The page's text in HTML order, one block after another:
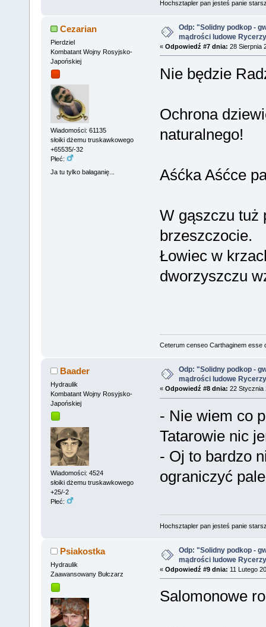
Hochsztapler pan jesteś panie
Cezarian
Pierdziel
Kombatant Wojny Rosyjsko-
Japońskiej
Wiadomości: 61135
słoiki dżemu truskawkowego
+65535/-32
Płeć:
Ja tu tylko bałaganię...
Odp: "Solidny podkop -
mądrości ludowe Rycerzy
« Odpowiedź #7 dnia: 28 Sierpnia
Nie będzie
Ochrona
naturalnego!
Aśćka Aśćce
W gąszczu tuż
brzeszczocie.
Łowiec w
dworzyszczu
Ceterum censeo Carthaginem esse
Baader
Hydraulik
Kombatant Wojny Rosyjsko-
Japońskiej
Wiadomości: 4524
słoiki dżemu truskawkowego
+25/-2
Płeć:
Odp: "Solidny podkop -
mądrości ludowe Rycerzy
« Odpowiedź #8 dnia: 22 Stycznia
- Nie wiem co
Tatarowie nic
- Oj to bardzo
ograniczyć
Hochsztapler pan jesteś panie
Psiakostka
Hydraulik
Zaawansowany Bułczarz
Odp: "Solidny podkop -
mądrości ludowe Rycerzy
« Odpowiedź #9 dnia: 11 Lutego
Salomonowe